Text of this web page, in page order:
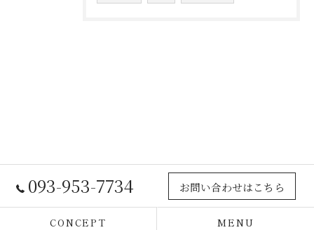
093-953-7734 お問い合わせはこちら
CONCEPT MENU